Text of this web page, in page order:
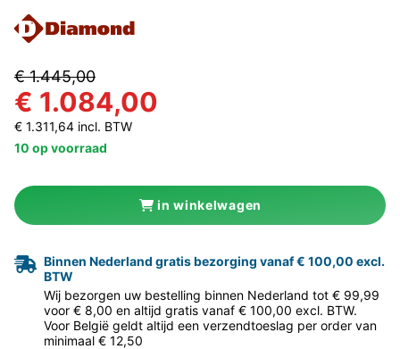
€ 1.445,00
€ 1.084,00
€ 1.311,64 incl. BTW
10 op voorraad
in winkelwagen
Binnen Nederland gratis bezorging vanaf € 100,00 excl.
BTW
Wij bezorgen uw bestelling binnen Nederland tot € 99,99
voor € 8,00 en altijd gratis vanaf € 100,00 excl. BTW.
Voor België geldt altijd een verzendtoeslag per order van
minimaal € 12,50